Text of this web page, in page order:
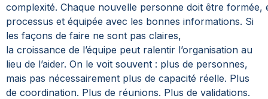
complexité. Chaque nouvelle personne doit être formée,
processus et équipée avec les bonnes informations. Si
les façons de faire ne sont pas claires,
la croissance de l’équipe peut ralentir l’organisation au
lieu de l’aider. On le voit souvent : plus de personnes,
mais pas nécessairement plus de capacité réelle. Plus
de coordination. Plus de réunions. Plus de validations.